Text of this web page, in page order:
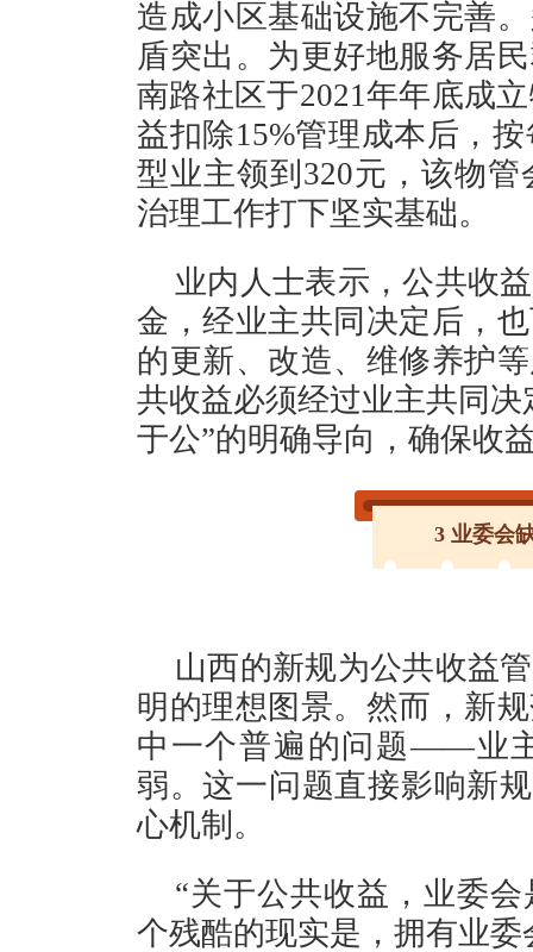
造成小区基础设施不完善
盾突出。为更好地服务居
南路社区于2021年年底成
益扣除15%管理成本后，
型业主领到320元，该物
治理工作打下坚实基础
业内人士表示，公共收
金，经业主共同决定后，
的更新、改造、维修养护
共收益必须经过业主共同
于公”的明确导向，确保
3 业委会
山西的新规为公共收益
明的理想图景。然而，新
中一个普遍的问题——业
弱。这一问题直接影响新
心机制。
“关于公共收益，业委
个残酷的现实是，拥有业